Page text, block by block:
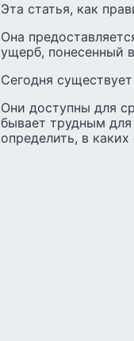
Эта статья, как
Она
ущерб, понесенный
Сегодня
Они доступны для
бывает трудным
определить, в